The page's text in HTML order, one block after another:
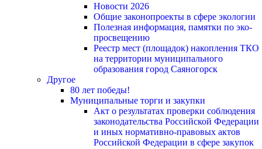
Новости 2026
Общие законопроекты в сфере экологии
Полезная информация, памятки по эко-
просвещению
Реестр мест (площадок) накопления ТКО
на территории муниципального
образования город Саяногорск
Другое
80 лет победы!
Муниципальные торги и закупки
Акт о результатах проверки соблюдения
законодательства Российской Федерации
и иных нормативно-правовых актов
Российской Федерации в сфере закупок